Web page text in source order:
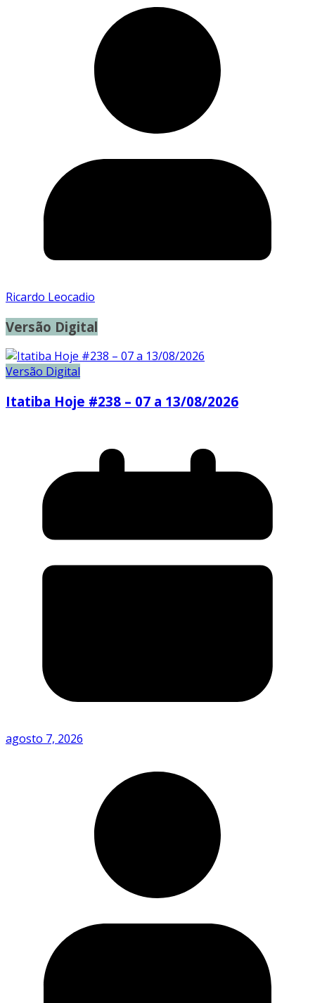
Ricardo Leocadio
Versão Digital
Versão Digital
Itatiba Hoje #238 – 07 a 13/08/2026
agosto 7, 2026